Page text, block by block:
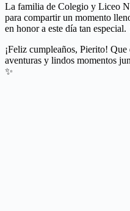
La familia de Colegio y Liceo
para compartir un momento
en honor a este día tan especial.
¡Feliz cumpleaños, Pierito!
aventuras y lindos momentos
✨